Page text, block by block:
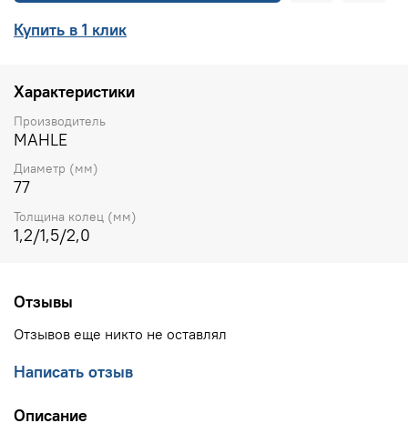
Купить в 1 клик
Характеристики
Производитель
MAHLE
Диаметр (мм)
77
Толщина колец (мм)
1,2/1,5/2,0
Отзывы
Отзывов еще никто не оставлял
Написать отзыв
Описание